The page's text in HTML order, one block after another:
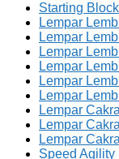
Starting
Lempar
Lempar
Lempar
Lempar
Lempar
Lempar
Lempar
Lempar
Lempar
Speed